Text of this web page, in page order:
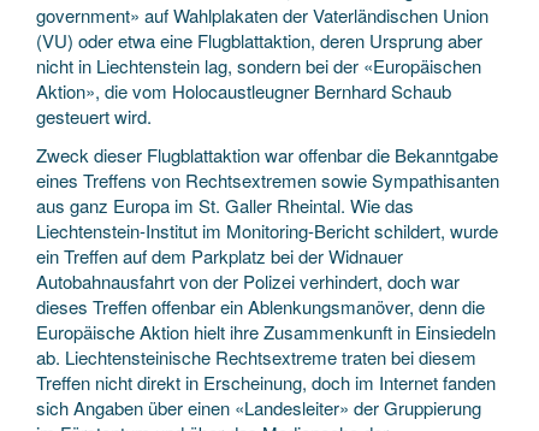
government» auf Wahlplakaten der Vaterländischen Union
(VU) oder etwa eine Flugblattaktion, deren Ursprung aber
nicht in Liechtenstein lag, sondern bei der «Europäischen
Aktion», die vom Holocaustleugner Bernhard Schaub
gesteuert wird.
Zweck dieser Flugblattaktion war offenbar die Bekanntgabe
eines Treffens von Rechtsextremen sowie Sympathisanten
aus ganz Europa im St. Galler Rheintal. Wie das
Liechtenstein-Institut im Monitoring-Bericht schildert, wurde
ein Treffen auf dem Parkplatz bei der Widnauer
Autobahnausfahrt von der Polizei verhindert, doch war
dieses Treffen offenbar ein Ablenkungsmanöver, denn die
Europäische Aktion hielt ihre Zusammenkunft in Einsiedeln
ab. Liechtensteinische Rechtsextreme traten bei diesem
Treffen nicht direkt in Erscheinung, doch im Internet fanden
sich Angaben über einen «Landesleiter» der Gruppierung